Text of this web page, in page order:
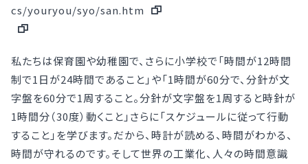
cs/youryou/syo/san.htm
私たちは保育園や幼稚園で、さらに小学校で「時間が12時間
制で1日が24時間であること」や「1時間が60分で、分針が文
字盤を60分で1周すること。分針が文字盤を1周すると時針が
1時間分（30度）動くこと」さらに「スケジュールに従って行動
すること」を学びます。だから、時計が読める、時間がわかる、
時間が守れるのです。そして世界の工業化、人々の時間意識